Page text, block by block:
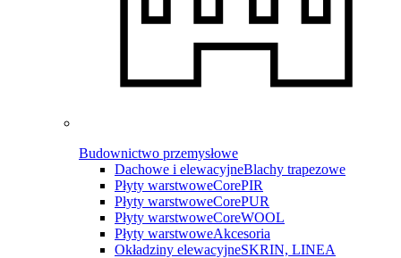
Budownictwo przemysłowe
Dachowe i elewacyjneBlachy trapezowe
Płyty warstwoweCorePIR
Płyty warstwoweCorePUR
Płyty warstwoweCoreWOOL
Płyty warstwoweAkcesoria
Okładziny elewacyjneSKRIN, LINEA